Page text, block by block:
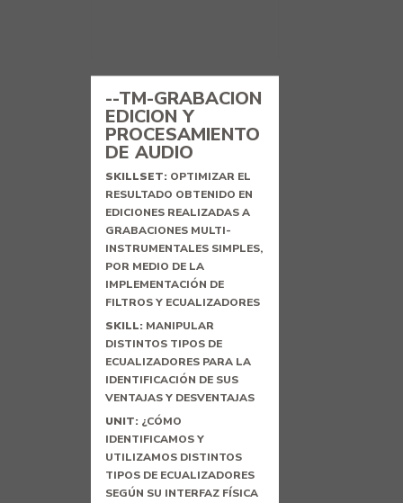
--TM-GRABACION
EDICION Y
PROCESAMIENTO
DE AUDIO
SKILLSET: OPTIMIZAR EL
RESULTADO OBTENIDO EN
EDICIONES REALIZADAS A
GRABACIONES MULTI-
INSTRUMENTALES SIMPLES,
POR MEDIO DE LA
IMPLEMENTACIÓN DE
FILTROS Y ECUALIZADORES
SKILL: MANIPULAR
DISTINTOS TIPOS DE
ECUALIZADORES PARA LA
IDENTIFICACIÓN DE SUS
VENTAJAS Y DESVENTAJAS
UNIT: ¿CÓMO
IDENTIFICAMOS Y
UTILIZAMOS DISTINTOS
TIPOS DE ECUALIZADORES
SEGÚN SU INTERFAZ FÍSICA